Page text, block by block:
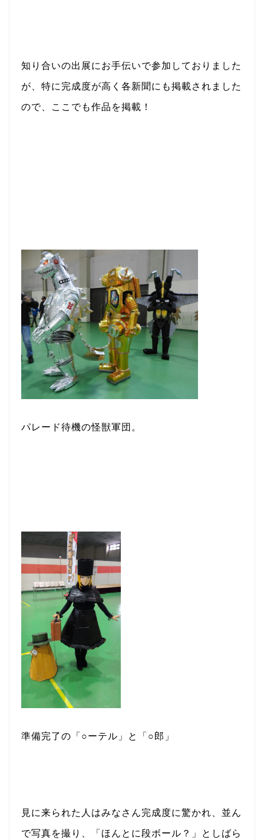
知り合いの出展にお手伝いで参加しておりました
が、特に完成度が高く各新聞にも掲載されました
ので、ここでも作品を掲載！
パレード待機の怪獣軍団。
準備完了の「○ーテル」と「○郎」
見に来られた人はみなさん完成度に驚かれ、並ん
で写真を撮り、「ほんとに段ボール？」としばら